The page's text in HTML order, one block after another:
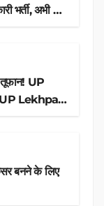
भर्ती, अभी करें
तूफान! UP
Lekhpal
बनने के लिए